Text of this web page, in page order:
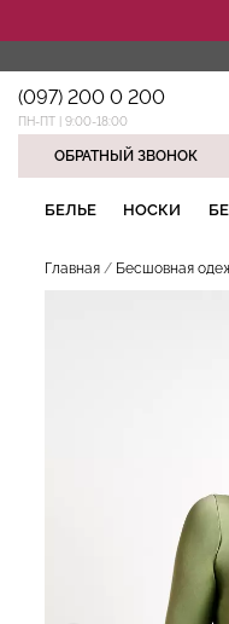
(097) 200 0 200
ПН-ПТ | 9:00-18:00
ОБРАТНЫЙ ЗВОНОК
БЕЛЬЕ НОСКИ
Главная Бесшовная
НАШИ